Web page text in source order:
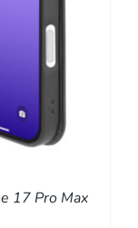
17 Pro Max